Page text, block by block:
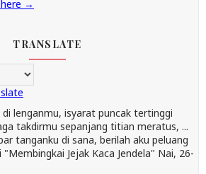
→
TRANSLATE
lenganmu, isyarat puncak tertinggi
takdirmu sepanjang titian meratus, ...
tanganku di sana, berilah aku peluang
Jejak Kaca Jendela" Nai, 26-